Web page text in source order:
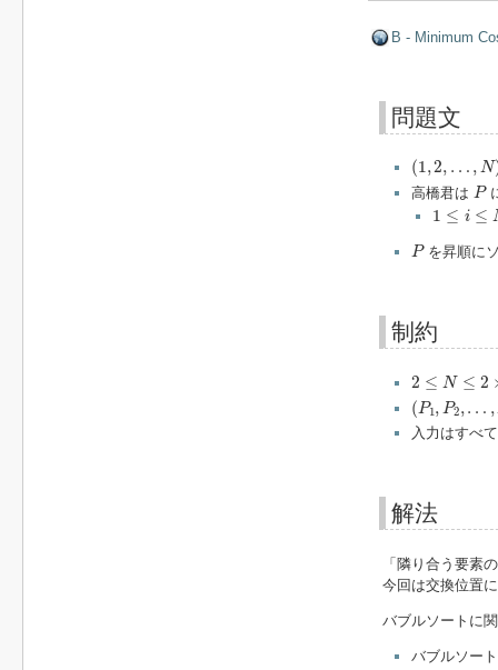
B - Minimum
問題文
(1,2, … , N
(1 2,
高橋君は P
P
1 ≤ i ≤
1 i≤ N −1
P
Pを昇順に
制約
2 ≤ N ≤ 2
2 N ≤2 105
( P1, P2, … ,
(P1 P2
入力はすべ
解法
「隣り合う要素
今回は交換位置
バブルソートに
バブルソー